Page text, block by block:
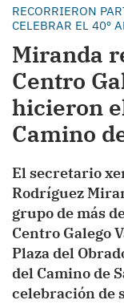
RECORRIERON
CELEBRAR EL 40º
Miranda
Centro
hicieron
Camino
El secretario
Rodríguez
grupo de más
Centro Galego
Plaza del
del Camino de
celebración de